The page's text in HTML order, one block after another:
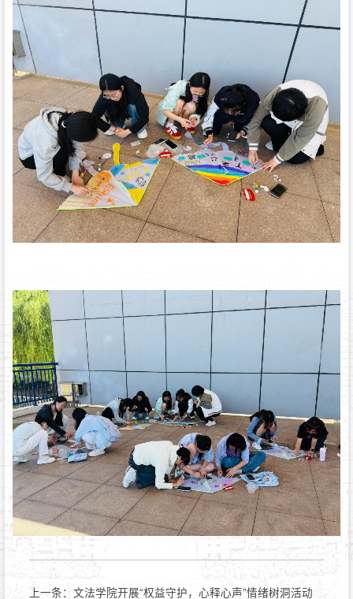
上一条： 文法学院开展“权益守护，心释心声”情绪树洞活动